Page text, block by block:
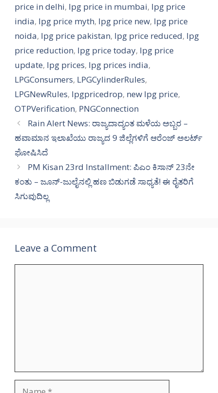
price in delhi, lpg price in mumbai, lpg price
india, lpg price myth, lpg price new, lpg price
noida, lpg price pakistan, lpg price reduced, lpg
price reduction, lpg price today, lpg price
update, lpg prices, lpg prices india,
LPGConsumers, LPGCylinderRules,
LPGNewRules, lpgpricedrop, new lpg price,
OTPVerification, PNGConnection
Rain Alert News: ರಾಜ್ಯದಾದ್ಯಂತ ಮಳೆಯ ಅಬ್ಬರ –
ಹವಾಮಾನ ಇಲಾಖೆಯು ರಾಜ್ಯದ 9 ಜಿಲ್ಲೆಗಳಿಗೆ ಆರೆಂಜ್ ಅಲರ್ಟ್
ಘೋಷಿಸಿದೆ
PM Kisan 23rd Installment: ಪಿಎಂ ಕಿಸಾನ್ 23ನೇ
ಕಂತು – ಜೂನ್-ಜುಲೈನಲ್ಲಿ ಹಣ ಬಿಡುಗಡೆ ಸಾಧ್ಯತೆ! ಈ ರೈತರಿಗೆ
ಸಿಗುವುದಿಲ್ಲ
Leave a Comment